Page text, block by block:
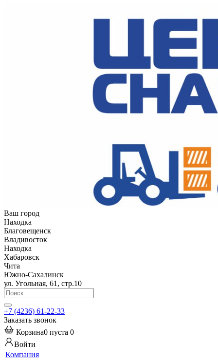
Ваш город
Находка
Благовещенск
Владивосток
Находка
Хабаровск
Чита
Южно-Сахалинск
ул. Угольная, 61, стр.10
+7 (4236) 61-22-33
Заказать звонок
Корзина0 пуста 0
Войти
Компания